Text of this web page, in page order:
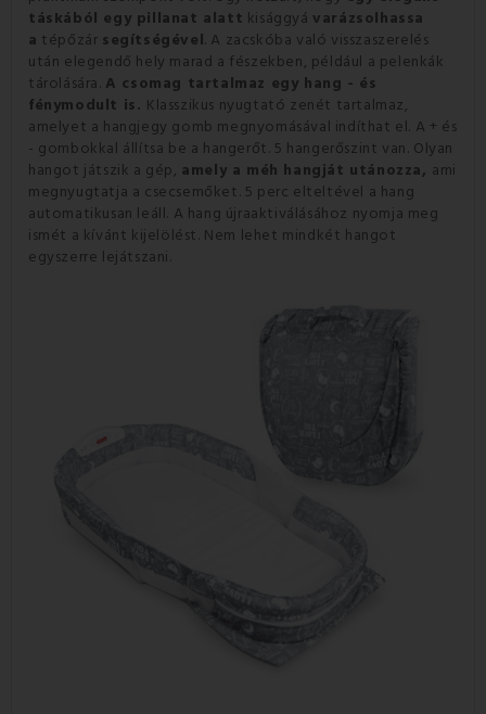
táskából egy pillanat alatt kisággyá varázsolhassa
a tépőzár segítségével. A zacskóba való visszaszerelés
után elegendő hely marad a fészekben, például a pelenkák
tárolására. A csomag tartalmaz egy hang - és
fénymodult is. Klasszikus nyugtató zenét tartalmaz,
amelyet a hangjegy gomb megnyomásával indíthat el. A + és
- gombokkal állítsa be a hangerőt. 5 hangerőszint van. Olyan
hangot játszik a gép, amely a méh hangját utánozza, ami
megnyugtatja a csecsemőket. 5 perc elteltével a hang
automatikusan leáll. A hang újraaktiválásához nyomja meg
ismét a kívánt kijelölést. Nem lehet mindkét hangot
egyszerre lejátszani.